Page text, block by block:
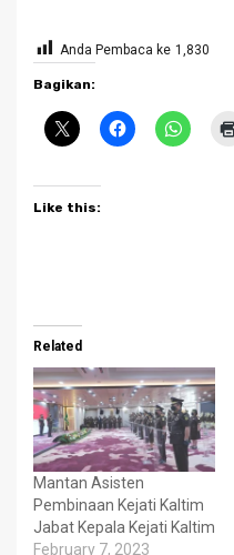
Anda Pembaca ke 1,830
Bagikan:
Like this:
Related
Mantan Asisten
Pembinaan Kejati Kaltim
Jabat Kepala Kejati Kaltim
February 7, 2023